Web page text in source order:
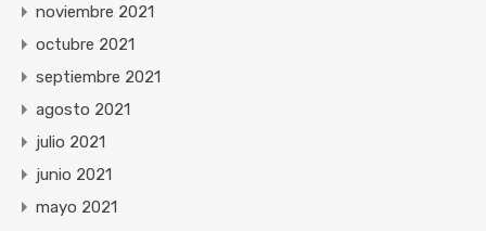
noviembre 2021
octubre 2021
septiembre 2021
agosto 2021
julio 2021
junio 2021
mayo 2021